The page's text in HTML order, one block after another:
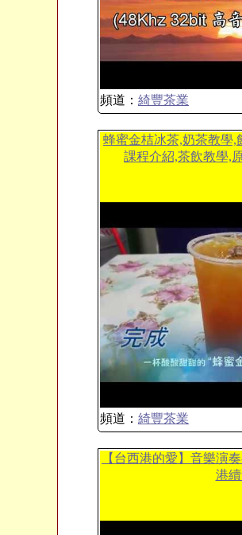
頻道： 綺豐茶業
蜂蜜金桔冰茶,奶茶教學,
課程介紹,茶飲教學,
頻道： 綺豐茶業
【台西港的愛】音樂演
港